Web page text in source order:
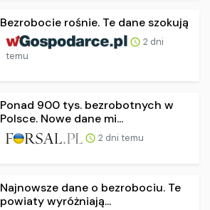
Bezrobocie rośnie. Te dane szokują
2 dni
temu
Ponad 900 tys. bezrobotnych w
Polsce. Nowe dane mi...
2 dni temu
Najnowsze dane o bezrobociu. Te
powiaty wyróżniają...